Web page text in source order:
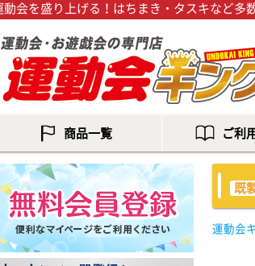
動会を盛り上げる！はちまき・タスキなど多
商品一覧 ご利
既
運動会